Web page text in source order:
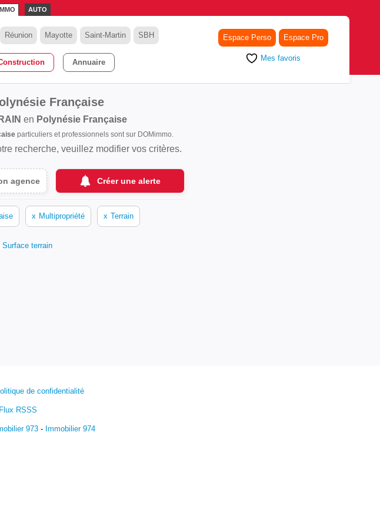
AUTO
Réunion Mayotte Saint-Martin SBH
Annuaire
Espace Perso Espace Pro
Mes favoris
Française
en Polynésie Française
particuliers et professionnels sont sur DOMimmo.
recherche, veuillez modifier vos critères.
agence Créer une alerte
x Multipropriété x Terrain
Surface terrain
de confidentialité
Flux RSSS
973 - Immobilier 974